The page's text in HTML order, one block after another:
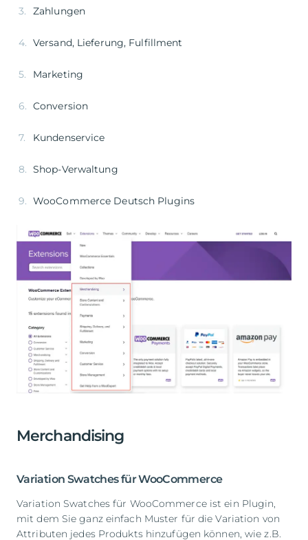
Zahlungen
Versand, Lieferung, Fulfillment
Marketing
Conversion
Kundenservice
Shop-Verwaltung
WooCommerce Deutsch Plugins
Merchandising
Variation Swatches für WooCommerce
Variation Swatches für WooCommerce ist ein Plugin,
mit dem Sie ganz einfach Muster für die Variation von
Attributen jedes Produkts hinzufügen können, wie z.B.